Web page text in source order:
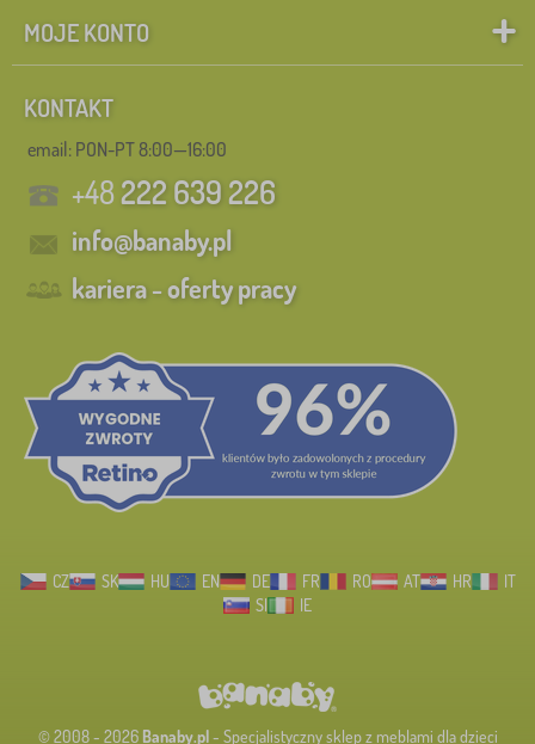
MOJE KONTO
KONTAKT
email: PON-PT 8:00—16:00
+48222 639 226
info@banaby.pl
kariera - oferty pracy
CZ SK HU EN DE FR RO AT HR
IT
SI
IE
© 2008 - 2026 Banaby.pl- Specjalistyczny sklep z meblami dla dzieci